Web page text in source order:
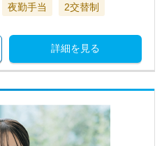
夜勤手当 2交替制
詳細を見る